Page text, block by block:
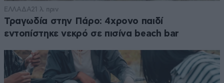
ΕΛΛΑΔΑ21 λ. πριν
Τραγωδία στην Πάρο: 4χρονο παιδί
εντοπίστηκε νεκρό σε πισίνα beach bar